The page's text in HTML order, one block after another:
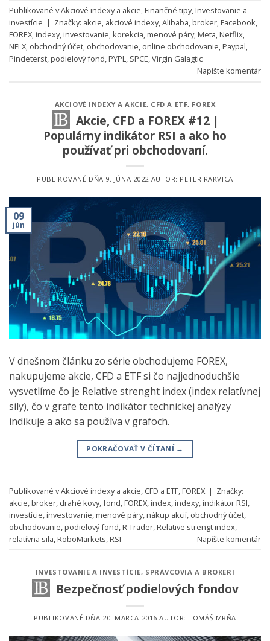
Publikované vAkciové indexy a akcie,Finančné tipy,Investovanie a
investície | Značky: akcie, akciové indexy,Alibaba,broker,Facebook,
FOREX,indexy,investovanie,korekcia,menové páry,Meta,Netflix,
NFLX, obchodný účet, obchodovanie, online obchodovanie,Paypal,
Pindeterst,podielový fond,PYPL, SPCE,Virgin Galagtic
Napíšte komentár
AKCIOVÉ INDEXY A AKCIE, CFD A ETF, FOREX
Akcie, CFD a FOREX #12 |
Populárny indikátor RSI a ako ho
používať pri obchodovaní.
PUBLIKOVANÉ DŇA 9. JÚNA 2022 AUTOR: PETER RAKVICA
09
jún
V dnešnom článku zo série obchodujeme FOREX,
nakupujeme akcie, CFD a ETF si čo najjednoduchšie
vysvetlíme čo je Relative strenght index (index relatívnej
sily), čo v grafe tento indikátor technickej analýzy
indikuje a ako sa používa v grafoch.
POKRAČOVAŤ V ČÍTANÍ →
Publikované vAkciové indexy a akcie CFD a ETF FOREX | Značky:
akcie broker drahé kovy, fond FOREX index indexy, indikátor RSI
investície investovanie menové páry, nákup akcií obchodný účet
obchodovanie podielový fond R Trader Relative strengt index
relatívna sila RoboMarkets RSI Napíšte komentár
INVESTOVANIE A INVESTÍCIE, SPRÁVCOVIA A BROKERI
Bezpečnosť podielových fondov
PUBLIKOVANÉ DŇA 20. MARCA 2016 AUTOR:TOMÁŠ MRŇA